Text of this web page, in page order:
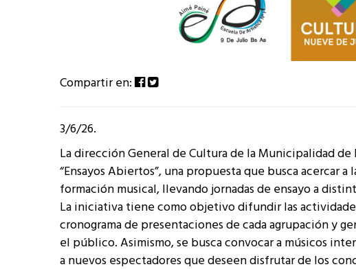
Compartir en:
3/6/26.
La dirección General de Cultura de la Municipalidad
“Ensayos Abiertos”, una propuesta que busca acercar
formación musical, llevando jornadas de ensayo a
La iniciativa tiene como objetivo difundir las
cronograma de presentaciones de cada agrupación y
el público. Asimismo, se busca convocar a músicos
a nuevos espectadores que deseen disfrutar de los